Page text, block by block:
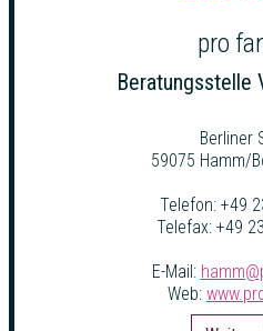
pro
Beratungsstelle
Berliner
59075 Hamm/
Telefon: +49
Telefax: +49
E-Mail:
Web: